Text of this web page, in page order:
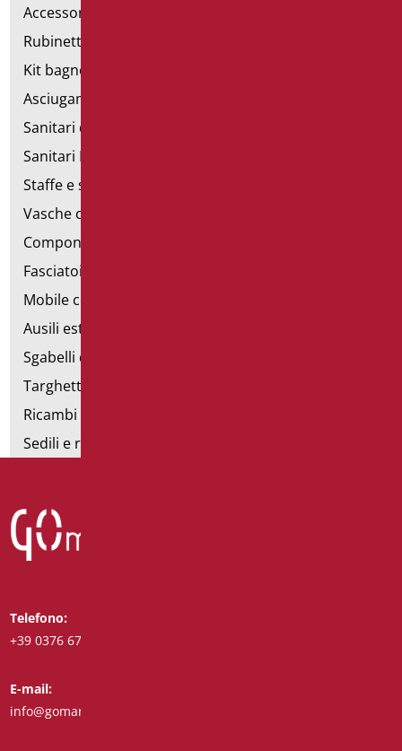
Accessori bagno
Rubinetteria
Kit bagno a norma
Asciugamani elettrici
Sanitari d'emergenza
Sanitari Inox
Staffe e sostegni per cartongesso
Vasche con sportello
Componibili corrimano
Fasciatoi
Mobile con poltrona
Ausili estraibili
Sgabelli doccia
Targhette bagno
Ricambi e minuteria
Sedili e rialzi WC
Telefono:
+39 0376 671780
E-mail:
info@goman.it